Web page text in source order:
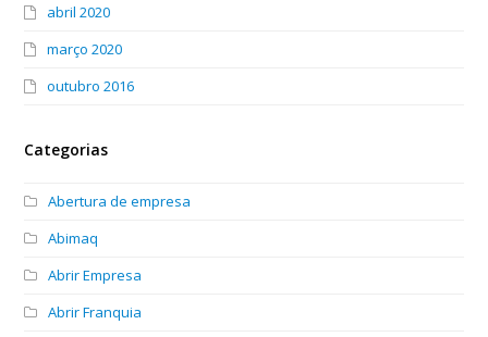
abril 2020
março 2020
outubro 2016
Categorias
Abertura de empresa
Abimaq
Abrir Empresa
Abrir Franquia